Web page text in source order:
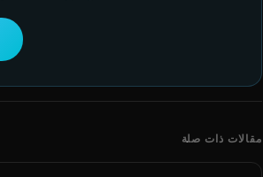
مقالات ذات صلة